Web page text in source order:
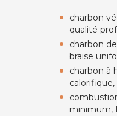
charbon
qualité
charbon
braise
charbon à
calorifique,
minimum,